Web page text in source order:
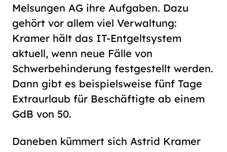
Melsungen AG ihre Aufgaben. Dazu
gehört vor allem viel Verwaltung:
Kramer hält das IT-Entgeltsystem
aktuell, wenn neue Fälle von
Schwerbehinderung festgestellt werden.
Dann gibt es beispielsweise fünf Tage
Extraurlaub für Beschäftigte ab einem
GdB von 50.
Daneben kümmert sich Astrid Kramer